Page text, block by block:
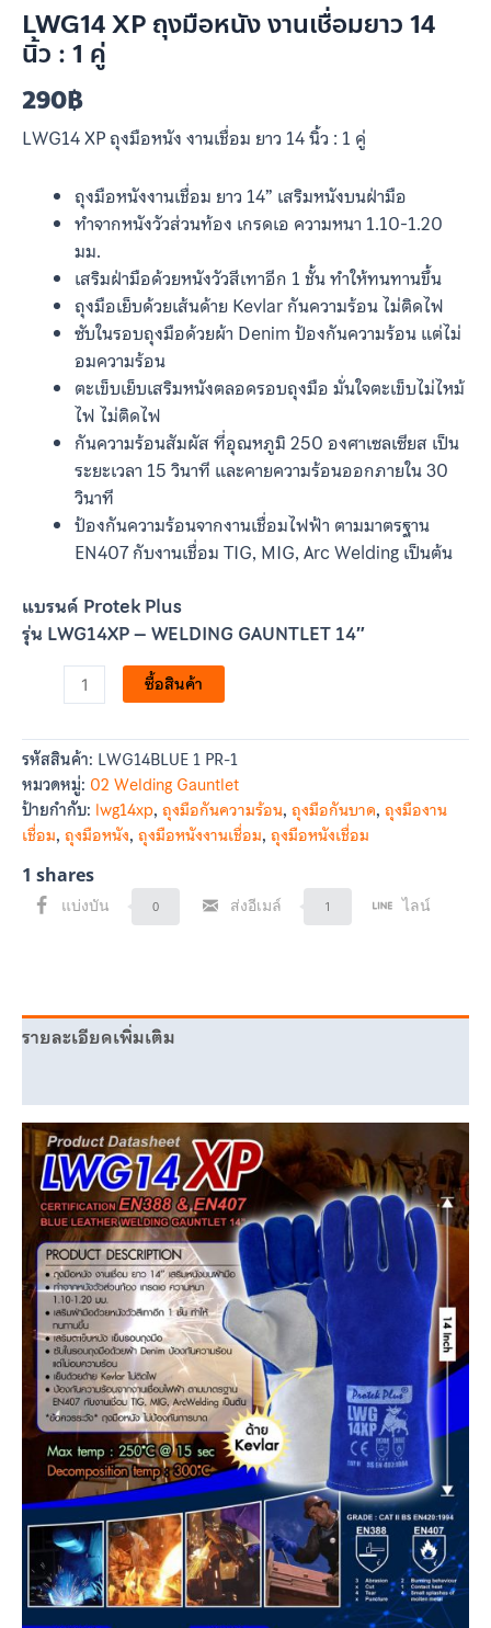
LWG14 XP ถุงมือหนัง งานเชื่อมยาว 14
นิ้ว : 1 คู่
290฿
LWG14 XP ถุงมือหนัง งานเชื่อม ยาว 14 นิ้ว : 1 คู่
ถุงมือหนังงานเชื่อม ยาว 14” เสริมหนังบนฝ่ามือ
ทำจากหนังวัวส่วนท้อง เกรดเอ ความหนา 1.10-1.20
มม.
เสริมฝ่ามือด้วยหนังวัวสีเทาอีก 1 ชั้น ทำให้ทนทานขึ้น
ถุงมือเย็บด้วยเส้นด้าย Kevlar กันความร้อน ไม่ติดไฟ
ซับในรอบถุงมือด้วยผ้า Denim ป้องกันความร้อน แต่ไม่
อมความร้อน
ตะเข็บเย็บเสริมหนังตลอดรอบถุงมือ มั่นใจตะเข็บไม่ไหม้
ไฟ ไม่ติดไฟ
กันความร้อนสัมผัส ที่อุณหภูมิ 250 องศาเซลเซียส เป็น
ระยะเวลา 15 วินาที และคายความร้อนออกภายใน 30
วินาที
ป้องกันความร้อนจากงานเชื่อมไฟฟ้า ตามมาตรฐาน
EN407 กับงานเชื่อม TIG, MIG, Arc Welding เป็นต้น
แบรนด์ Protek Plus
รุ่น LWG14XP – WELDING GAUNTLET 14″
ซื้อสินค้า
รหัสสินค้า: LWG14BLUE 1 PR-1
หมวดหมู่: 02 Welding Gauntlet
ป้ายกำกับ: lwg14xp, ถุงมือกันความร้อน, ถุงมือกันบาด, ถุงมืองาน
เชื่อม, ถุงมือหนัง, ถุงมือหนังงานเชื่อม, ถุงมือหนังเชื่อม
1 shares
แบ่งบัน 0 ส่งอีเมล์ 1 ไลน์
รายละเอียดเพิ่มเติม